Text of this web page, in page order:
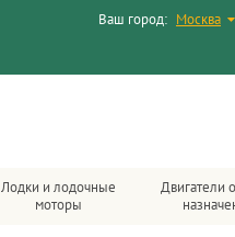
Ваш город: Москва
Лодки и лодочные
моторы
Двигатели